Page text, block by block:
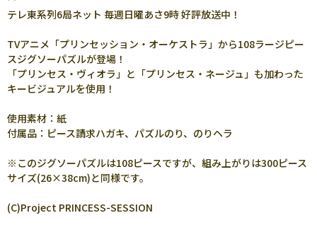
テレ東系列6局ネット 毎週日曜あさ9時 好評放送中！
TVアニメ「プリンセッション・オーケストラ」から108ラージピー
スジグソーパズルが登場！
「プリンセス・ヴィオラ」と「プリンセス・ネージュ」も加わった
キービジュアルを使用！
使用素材：紙
付属品：ピース請求ハガキ、パズルのり、のりヘラ
※このジグソーパズルは108ピースですが、組み上がりは300ピース
サイズ(26×38cm)と同様です。
(C)Project PRINCESS-SESSION